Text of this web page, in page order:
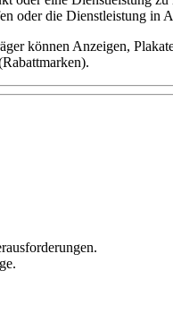
oder die Dienstleistung in
können Anzeigen,